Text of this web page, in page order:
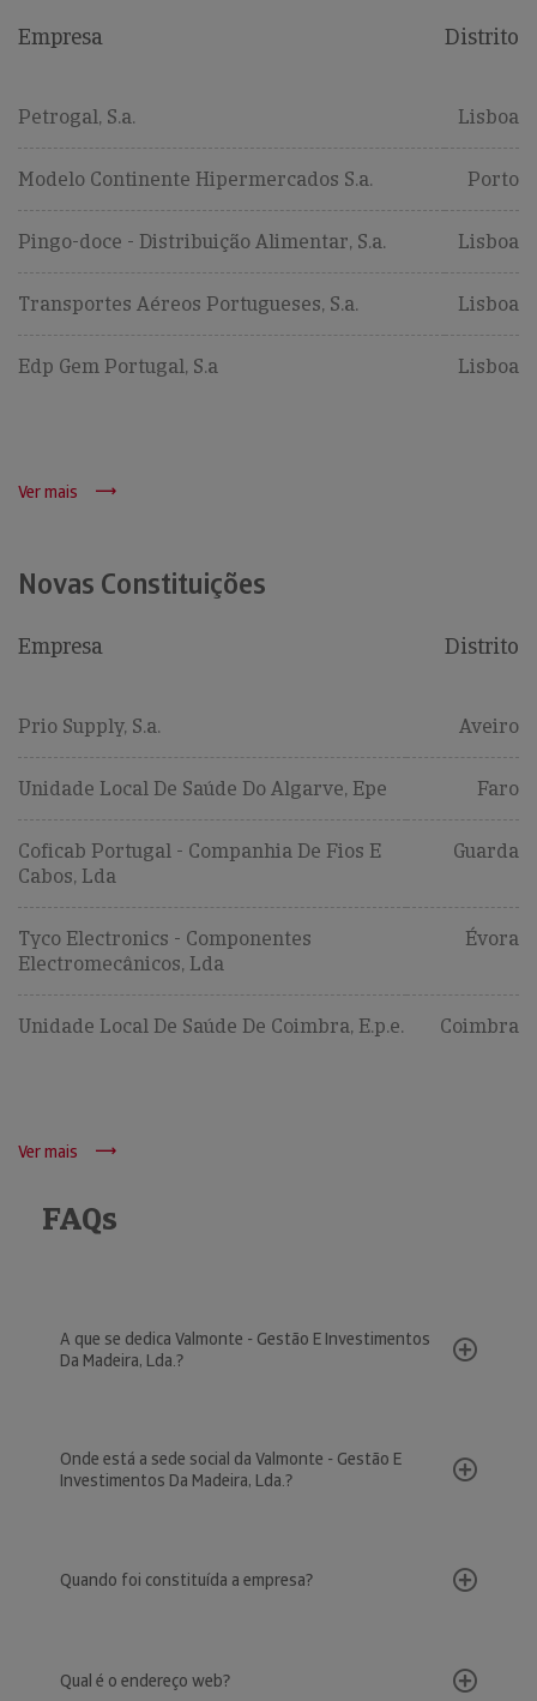
Empresa Distrito
Petrogal, S.a. Lisboa
Modelo Continente Hipermercados S.a. Porto
Pingo-doce - Distribuição Alimentar, S.a. Lisboa
Transportes Aéreos Portugueses, S.a. Lisboa
Edp Gem Portugal, S.a Lisboa
Ver mais
Novas Constituições
Empresa Distrito
Prio Supply, S.a. Aveiro
Unidade Local De Saúde Do Algarve, Epe Faro
Coficab Portugal - Companhia De Fios E
Cabos, Lda
Guarda
Tyco Electronics - Componentes
Electromecânicos, Lda
Évora
Unidade Local De Saúde De Coimbra, E.p.e. Coimbra
Ver mais
FAQs
A que se dedica Valmonte - Gestão E Investimentos
Da Madeira, Lda.?
Onde está a sede social da Valmonte - Gestão E
Investimentos Da Madeira, Lda.?
Quando foi constituída a empresa?
Qual é o endereço web?